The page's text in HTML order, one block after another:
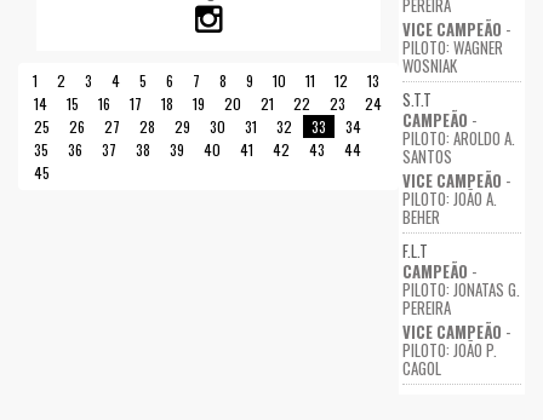
1 2 3 4 5 6 7 8 9 10 11 12
13
14
15 16 17 18 19 20 21 22 23
24
25
26 27 28 29 30 31 32 33
34
35
36 37 38 39 40 41 42 43
44
45
PEREIRA
VICE CAMPEÃO -
PILOTO: WAGNER
WOSNIAK
S.T.T
CAMPEÃO -
PILOTO: AROLDO A.
SANTOS
VICE CAMPEÃO -
PILOTO: JOÃO A.
BEHER
F.L.T
CAMPEÃO -
PILOTO: JONATAS G.
PEREIRA
VICE CAMPEÃO -
PILOTO: JOÃO P.
CAGOL